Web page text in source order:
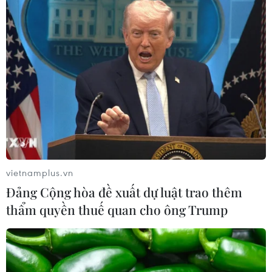
vietnamplus.vn
Đảng Cộng hòa đề xuất dự luật trao thêm
thẩm quyền thuế quan cho ông Trump